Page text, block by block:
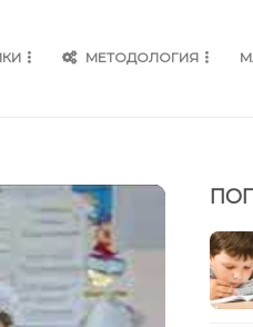
МЕТОДОЛОГИЯ